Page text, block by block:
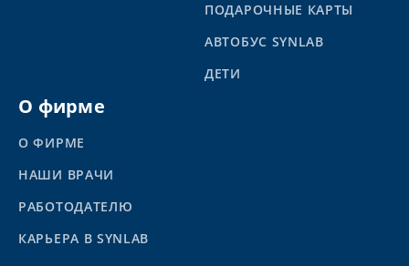
ПОДАРОЧНЫЕ КАРТЫ
АВТОБУС SYNLAB
ДЕТИ
О фирме
О ФИРМЕ
НАШИ ВРАЧИ
РАБОТОДАТЕЛЮ
КАРЬЕРА В SYNLAB